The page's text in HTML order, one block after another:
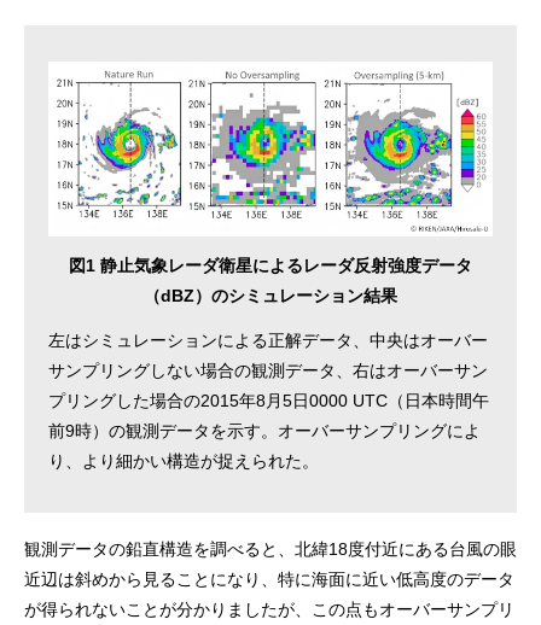
図1 静止気象レーダ衛星によるレーダ反射強度データ
（dBZ）のシミュレーション結果
左はシミュレーションによる正解データ、中央はオーバー
サンプリングしない場合の観測データ、右はオーバーサン
プリングした場合の2015年8月5日0000 UTC（日本時間午
前9時）の観測データを示す。オーバーサンプリングによ
り、より細かい構造が捉えられた。
観測データの鉛直構造を調べると、北緯18度付近にある台風の眼
近辺は斜めから見ることになり、特に海面に近い低高度のデータ
が得られないことが分かりましたが、この点もオーバーサンプリ